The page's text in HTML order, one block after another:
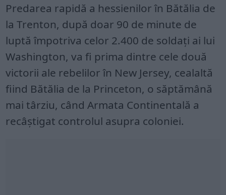
Predarea rapidă a hessienilor în Bătălia de
la Trenton, după doar 90 de minute de
luptă împotriva celor 2.400 de soldați ai lui
Washington, va fi prima dintre cele două
victorii ale rebelilor în New Jersey, cealaltă
fiind Bătălia de la Princeton, o săptămână
mai târziu, când Armata Continentală a
recâștigat controlul asupra coloniei.